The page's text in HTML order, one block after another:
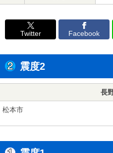
Twitter Facebook
震度2
長
松本市